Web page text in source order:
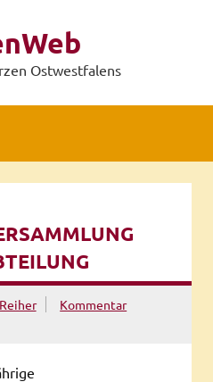
Ostwestfalens
Kommentar